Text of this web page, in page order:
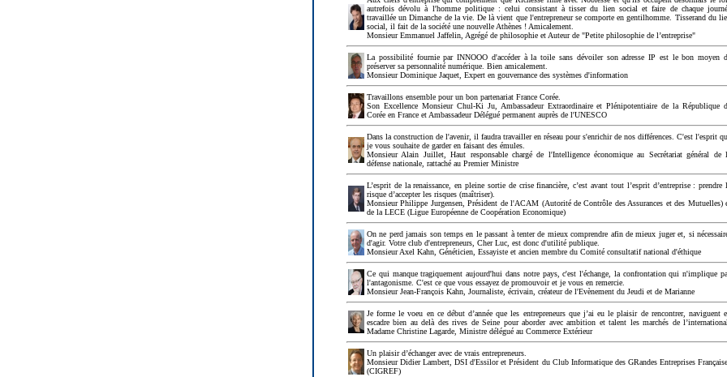
autrefois dévolu à l'homme politique : celui consistant à tisser du lien social et faire de chaque
travaillée un Dimanche de la vie. De là vient que l'entrepreneur se comporte en gentilhomme. Tisserand du
social, il fait de la société une nouvelle Athènes ! Amicalement.
Monsieur Emmanuel Jaffelin, Agrégé de philosophie et Auteur de "Petite philosophie de l’entreprise"
La possibilité fournie par INNOOO d'accéder à la toile sans dévoiler son adresse IP est le bon moyen
préserver sa personnalité numérique. Bien amicalement.
Monsieur Dominique Jaquet, Expert en gouvernance des systèmes d'information
Travaillons ensemble pour un bon partenariat France Corée.
Son Excellence Monsieur Chul-Ki Ju, Ambassadeur Extraordinaire et Plénipotentiaire de la République
Corée en France et Ambassadeur Délégué permanent auprès de l'UNESCO
Dans la construction de l'avenir, il faudra travailler en réseau pour s'enrichir de nos différences. C'est l'esprit
je vous souhaite de garder en faisant des émules.
Monsieur Alain Juillet, Haut responsable chargé de l'Intelligence économique au Secrétariat général de
défense nationale, rattaché au Premier Ministre
L’esprit de la renaissance, en pleine sortie de crise financière, c’est avant tout l’esprit d’entreprise : prendre
risque d’accepter les risques (maîtriser).
Monsieur Philippe Jurgensen, Président de l'ACAM (Autorité de Contrôle des Assurances et des Mutuelles)
de la LECE (Ligue Européenne de Coopération Economique)
On ne perd jamais son temps en le passant à tenter de mieux comprendre afin de mieux juger et, si
d'agir. Votre club d'entrepreneurs, Cher Luc, est donc d'utilité publique.
Monsieur Axel Kahn, Généticien, Essayiste et ancien membre du Comité consultatif national d'éthique
Ce qui manque tragiquement aujourd'hui dans notre pays, c'est l'échange, la confrontation qui n'implique
l'antagonisme. C'est ce que vous essayez de promouvoir et je vous en remercie.
Monsieur Jean-François Kahn, Journaliste, écrivain, créateur de l'Evènement du Jeudi et de Marianne
Je forme le voeu en ce début d’année que les entrepreneurs que j’ai eu le plaisir de rencontrer, naviguent
escadre bien au delà des rives de Seine pour aborder avec ambition et talent les marchés de l’international.
Madame Christine Lagarde, Ministre délégué au Commerce Extérieur
Un plaisir d’échanger avec de vrais entrepreneurs.
Monsieur Didier Lambert, DSI d'Essilor et Président du Club Informatique des GRandes Entreprises
(CIGREF)